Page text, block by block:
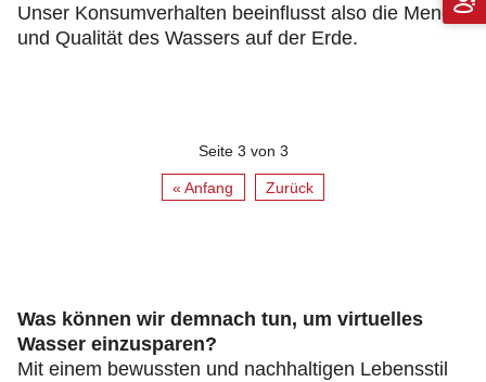
Unser Konsumverhalten beeinflusst also die Menge
und Qualität des Wassers auf der Erde.
Seite 3 von 3
« Anfang Zurück
Was können wir demnach tun, um virtuelles
Wasser einzusparen?
Mit einem bewussten und nachhaltigen Lebensstil